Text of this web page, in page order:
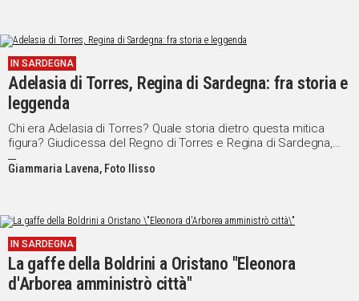
Social
IN SARDEGNA
Adelasia di Torres, Regina di Sardegna: fra storia e
leggenda
Chi era Adelasia di Torres? Quale storia dietro questa mitica
figura? Giudicessa del Regno di Torres e Regina di Sardegna,
anticipò i tempi come autorevole portavoce dei diritti delle
donne
Giammaria Lavena, Foto Ilisso
IN SARDEGNA
La gaffe della Boldrini a Oristano "Eleonora
d'Arborea amministrò città"